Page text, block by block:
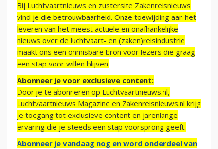
Bij Luchtvaartnieuws en zustersite Zakenreisnieuws
vind je die betrouwbaarheid. Onze toewijding aan het
leveren van het meest actuele en onafhankelijke
nieuws over de luchtvaart- en (zaken)reisindustrie
maakt ons een onmisbare bron voor lezers die graag
een stap voor willen blijven.
Abonneer je voor exclusieve content:
Door je te abonneren op Luchtvaartnieuws.nl,
Luchtvaartnieuws Magazine en Zakenreisnieuws.nl krijg
je toegang tot exclusieve content en jarenlange
ervaring die je steeds een stap voorsprong geeft.
Abonneer je vandaag nog en word onderdeel van